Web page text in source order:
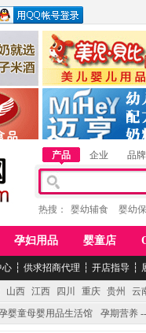
酒 惠州市美儿婴儿用品
湖南迈亨母婴用品有限
产品 企业 品牌
热搜： 婴幼辅食 婴幼
孕妇用品 婴童店
心 ┆ 供求招商代理 ┆ 开店指导 ┆
山西 江西 四川 重庆 贵州
云
婴童母婴用品生活馆 孕期营养